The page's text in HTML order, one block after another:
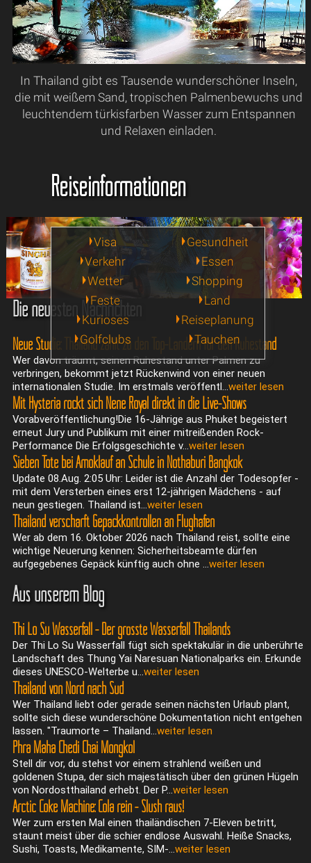
In Thailand gibt es Tausende wunderschöner Inseln,
die mit weißem Sand, tropischen Palmenbewuchs und
leuchtendem türkisfarben Wasser zum Entspannen
und Relaxen einladen.
Reiseinformationen
Visa
Gesundheit
Verkehr
Essen
Wetter
Shopping
Feste
Land
Kurioses
Reiseplanung
Golfclubs
Tauchen
Die neuesten Nachrichten
Neue Studie: Thailand zählt zu den Top-Ländern für den Ruhestand
Wer davon träumt, seinen Ruhestand unter Palmen zu
verbringen, bekommt jetzt Rückenwind von einer neuen
internationalen Studie. Im erstmals veröffentl...weiter lesen
Mit Hysteria rockt sich Nene Royal direkt in die Live-Shows
Vorabveröffentlichung!Die 16-Jährige aus Phuket begeistert
erneut Jury und Publikum mit einer mitreißenden Rock-
Performance Die Erfolgsgeschichte v...weiter lesen
Sieben Tote bei Amoklauf an Schule in Nothaburi Bangkok
Update 08.Aug. 2:05 Uhr: Leider ist die Anzahl der Todesopfer -
mit dem Versterben eines erst 12-jährigen Mädchens - auf
neun gestiegen. Thailand ist...weiter lesen
Thailand verschärft Gepäckkontrollen an Flughäfen
Wer ab dem 16. Oktober 2026 nach Thailand reist, sollte eine
wichtige Neuerung kennen: Sicherheitsbeamte dürfen
aufgegebenes Gepäck künftig auch ohne ...weiter lesen
Aus unserem Blog
Thi Lo Su Wasserfall - Der grösste Wasserfall Thailands
Der Thi Lo Su Wasserfall fügt sich spektakulär in die unberührte
Landschaft des Thung Yai Naresuan Nationalparks ein. Erkunde
dieses UNESCO-Welterbe u...weiter lesen
Thailand von Nord nach Süd
Wer Thailand liebt oder gerade seinen nächsten Urlaub plant,
sollte sich diese wunderschöne Dokumentation nicht entgehen
lassen. "Traumorte – Thailand...weiter lesen
Phra Maha Chedi Chai Mongkol
Stell dir vor, du stehst vor einem strahlend weißen und
goldenen Stupa, der sich majestätisch über den grünen Hügeln
von Nordostthailand erhebt. Der P...weiter lesen
Arctic Coke Machine: Cola rein - Slush raus!
Wer zum ersten Mal einen thailändischen 7-Eleven betritt,
staunt meist über die schier endlose Auswahl. Heiße Snacks,
Sushi, Toasts, Medikamente, SIM-...weiter lesen